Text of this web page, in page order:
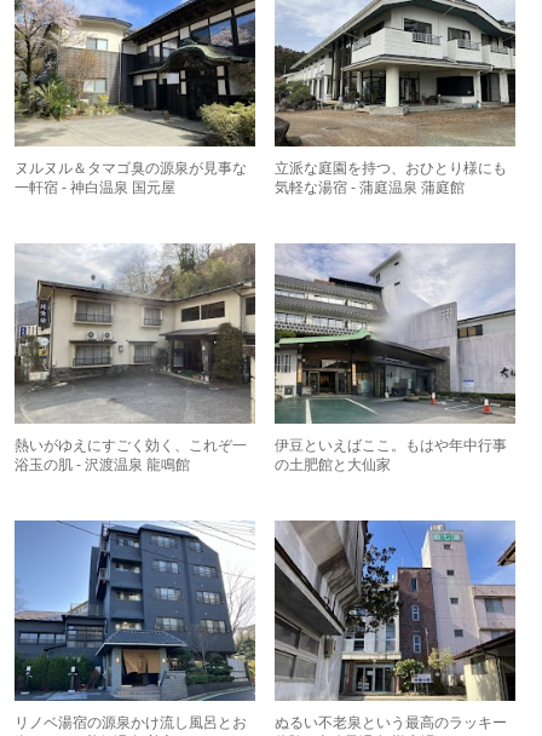
ヌルヌル＆タマゴ臭の源泉が見事な
一軒宿 - 神白温泉 国元屋
立派な庭園を持つ、おひとり様にも
気軽な湯宿 - 蒲庭温泉 蒲庭館
熱いがゆえにすごく効く、これぞ一
浴玉の肌 - 沢渡温泉 龍鳴館
伊豆といえばここ。もはや年中行事
の土肥館と大仙家
リノベ湯宿の源泉かけ流し風呂とお
ぬるい不老泉という最高のラッキー